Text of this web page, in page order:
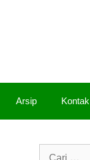
Arsip Kontak
Cari